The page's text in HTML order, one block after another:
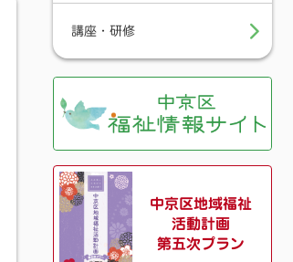
講座・研修
中京区地域福祉
活動計画
第五次プラン